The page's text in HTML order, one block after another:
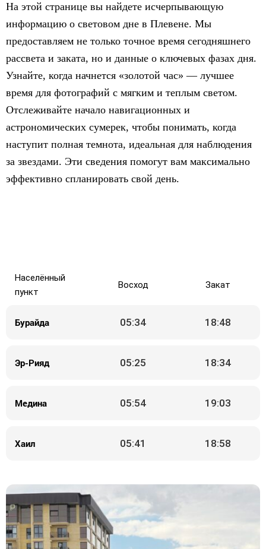
На этой странице вы найдете исчерпывающую
информацию о световом дне в Плевене. Мы
предоставляем не только точное время сегодняшнего
рассвета и заката, но и данные о ключевых фазах дня.
Узнайте, когда начнется «золотой час» — лучшее
время для фотографий с мягким и теплым светом.
Отслеживайте начало навигационных и
астрономических сумерек, чтобы понимать, когда
наступит полная темнота, идеальная для наблюдения
за звездами. Эти сведения помогут вам максимально
эффективно спланировать свой день.
Населённый
пункт
Восход Закат
Бурайда 05:34 18:48
Эр-Рияд 05:25 18:34
Медина 05:54 19:03
Хаил 05:41 18:58